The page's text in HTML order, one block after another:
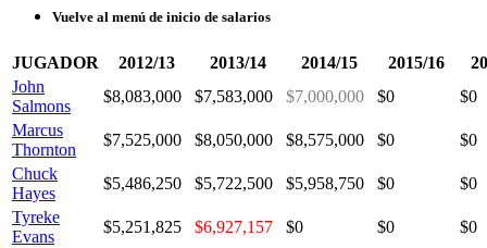
Vuelve al menú de inicio de salarios
JUGADOR 2012/13 2013/14 2014/15 2015/16
John
Salmons
$8,083,000 $7,583,000 $7,000,000 $0
$0
Marcus
Thornton
$7,525,000 $8,050,000 $8,575,000 $0
$0
Chuck
Hayes
$5,486,250 $5,722,500 $5,958,750 $0
$0
Tyreke
Evans
$5,251,825 $6,927,157 $0 $0
$0